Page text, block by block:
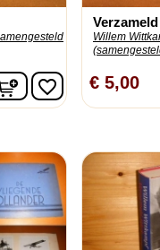
In winkelwagen
favorite_border
Willem
€ 5,00